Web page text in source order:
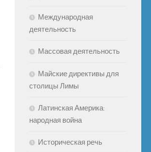
Международная
деятельность
Массовая деятельность
Майские директивы для
столицы Лимы
Латинская Америка:
народная война
Историческая речь